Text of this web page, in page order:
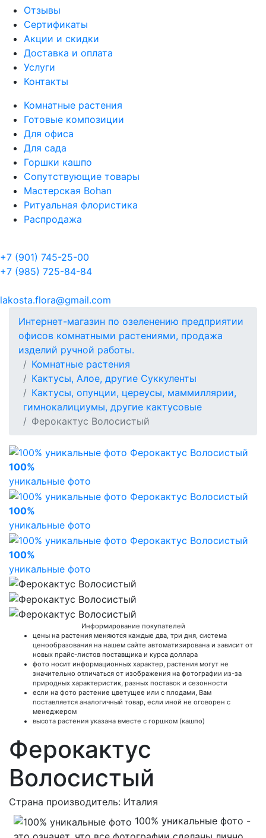
Отзывы
Сертификаты
Акции и скидки
Доставка и оплата
Услуги
Контакты
Комнатные растения
Готовые композиции
Для офиса
Для сада
Горшки кашпо
Сопутствующие товары
Мастерская Bohan
Ритуальная флористика
Распродажа
+7 (901) 745-25-00
+7 (985) 725-84-84
lakosta.flora@gmail.com
Интернет-магазин по озеленению предприятии
офисов комнатными растениями, продажа
изделий ручной работы.
Комнатные растения
Кактусы, Алое, другие Суккуленты
Кактусы, опунции, цереусы, маммиллярии,
гимнокалициумы, другие кактусовые
Ферокактус Волосистый
100%
уникальные фото
100%
уникальные фото
100%
уникальные фото
Информирование покупателей
цены на растения меняются каждые два, три дня, система
ценообразования на нашем сайте автоматизирована и зависит от
новых прайс-листов поставщика и курса доллара
фото носит информационных характер, растения могут не
значительно отличаться от изображения на фотографии из-за
природных характеристик, разных поставок и сезонности
если на фото растение цветущее или с плодами, Вам
поставляется аналогичный товар, если иной не оговорен с
менеджером
высота растения указана вместе с горшком (кашпо)
Ферокактус
Волосистый
Страна производитель: Италия
100% уникальные фото -